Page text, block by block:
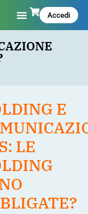
Accedi
E
LE